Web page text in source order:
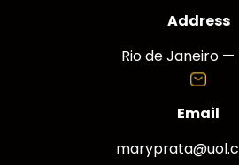
Address
Rio de Janeiro —
Email